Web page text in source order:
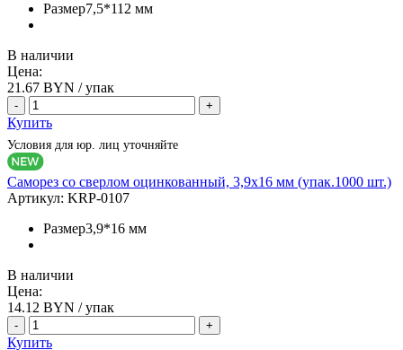
Размер7,5*112 мм
В наличии
Цена:
21.67 BYN / упак
- +
Купить
Условия для юр. лиц уточняйте
Саморез со сверлом оцинкованный, 3,9х16 мм (упак.1000 шт.)
Артикул: KRP-0107
Размер3,9*16 мм
В наличии
Цена:
14.12 BYN / упак
- +
Купить